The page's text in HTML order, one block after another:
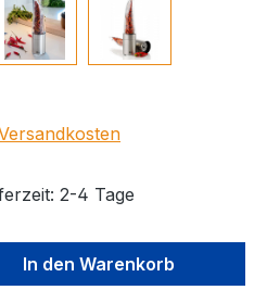
2-4 Tage
den
In den Warenkorb